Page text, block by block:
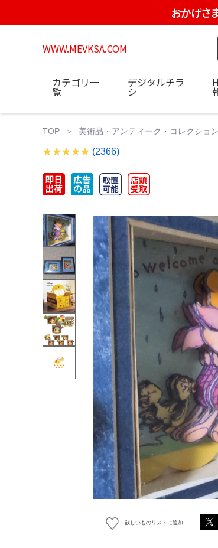
おかげさ
WWW.MEVKSA.COM
カテゴリ一
覧
デジタルチラ
シ
TOP 美術品・アンティーク・コレクション
(2366)
欲しいものリストに追加